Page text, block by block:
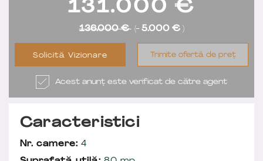
131.000 €
136.000 € (- 5.000 €)
Solicită Vizionare Trimite ofertă de preț
Acest anunț este verificat de către agent
Caracteristici
Nr. camere: 4